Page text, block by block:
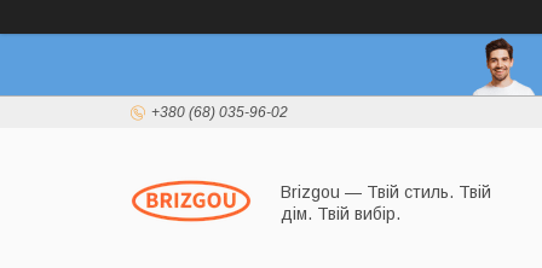
+380 (68) 035-96-02
Brizgou — Твій стиль. Твій
дім. Твій вибір.